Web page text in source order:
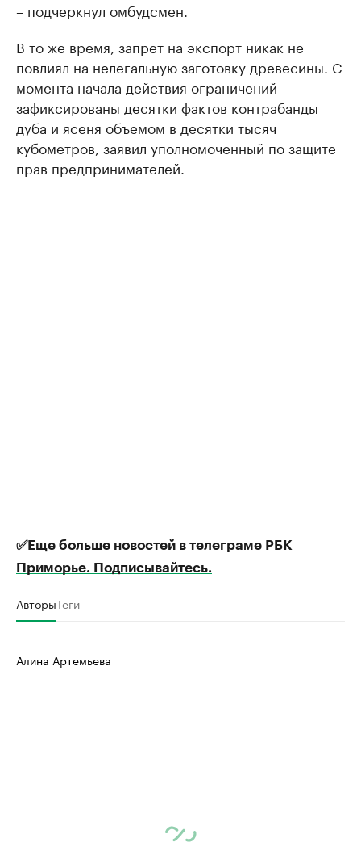
– подчеркнул омбудсмен.
В то же время, запрет на экспорт никак не
повлиял на нелегальную заготовку древесины. С
момента начала действия ограничений
зафиксированы десятки фактов контрабанды
дуба и ясеня объемом в десятки тысяч
кубометров, заявил уполномоченный по защите
прав предпринимателей.
✅Еще больше новостей в телеграме РБК
Приморье. Подписывайтесь.
АвторыТеги
Алина Артемьева